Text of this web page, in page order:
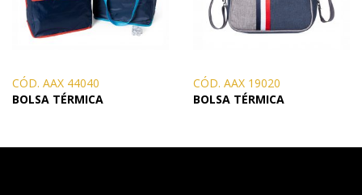
CÓD. AAX 44040
BOLSA TÉRMICA
CÓD. AAX 19020
BOLSA TÉRMICA